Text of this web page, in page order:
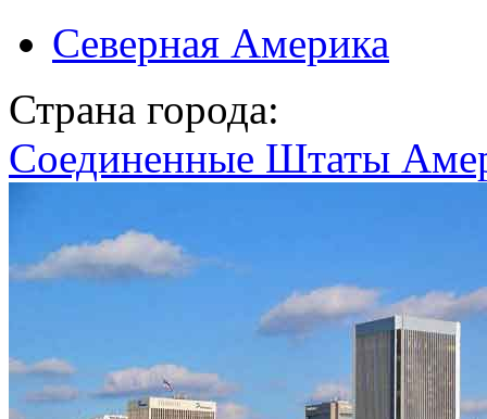
Северная Америка
Страна города:
Соединенные Штаты